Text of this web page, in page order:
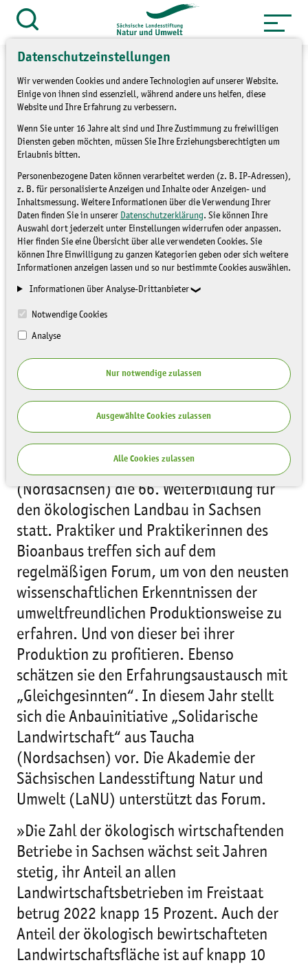
Datenschutzeinstellungen
Wir verwenden Cookies und andere Technologien auf unserer Website.
Einige von ihnen sind essenziell, während andere uns helfen, diese
Website und Ihre Erfahrung zu verbessern.
Wenn Sie unter 16 Jahre alt sind und Ihre Zustimmung zu freiwilligen
Diensten geben möchten, müssen Sie Ihre Erziehungsberechtigten um
Erlaubnis bitten.
Personenbezogene Daten können verarbeitet werden (z. B. IP-Adressen),
z. B. für personalisierte Anzeigen und Inhalte oder Anzeigen- und
Inhaltsmessung. Weitere Informationen über die Verwendung Ihrer
Daten finden Sie in unserer Datenschutzerklärung. Sie können Ihre
Auswahl dort jederzeit unter Einstellungen widerrufen oder anpassen.
Hier finden Sie eine Übersicht über alle verwendeten Cookies. Sie
können Ihre Einwilligung zu ganzen Kategorien geben oder sich weitere
Informationen anzeigen lassen und so nur bestimmte Cookies auswählen.
Informationen über Analyse-Drittanbieter
Notwendige Cookies
Analyse
Nur notwendige zulassen
Ausgewählte Cookies zulassen
Alle Cookies zulassen
Zum
Inhalt
springen
Suche
Service » Presse und Medien
» Pressemitteilungen
Ökologischer Landbau in
Sachsen nunmehr auf der
Gewinnerstraße
PRESSEMITTEILUNGEN
Am 2. November findet in Bad Düben
(Nordsachsen) die 66. Weiterbildung für
den ökologischen Landbau in Sachsen
statt. Praktiker und Praktikerinnen des
Bioanbaus treffen sich auf dem
regelmäßigen Forum, um von den neusten
wissenschaftlichen Erkenntnissen der
umweltfreundlichen Produktionsweise zu
erfahren. Und von dieser bei ihrer
Produktion zu profitieren. Ebenso
schätzen sie den Erfahrungsaustausch mit
„Gleichgesinnten“. In diesem Jahr stellt
sich die Anbauinitiative „Solidarische
Landwirtschaft“ aus Taucha
(Nordsachsen) vor. Die Akademie der
Sächsischen Landesstiftung Natur und
Umwelt (LaNU) unterstützt das Forum.
»Die Zahl der ökologisch wirtschaftenden
Betriebe in Sachsen wächst seit Jahren
stetig, ihr Anteil an allen
Landwirtschaftsbetrieben im Freistaat
betrug 2022 knapp 15 Prozent. Auch der
Anteil der ökologisch bewirtschafteten
Landwirtschaftsfläche ist auf knapp 10